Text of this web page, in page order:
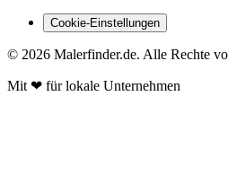
Cookie-Einstellungen
© 2026 Malerfinder.de. Alle Rechte
Mit ❤ für lokale Unternehmen